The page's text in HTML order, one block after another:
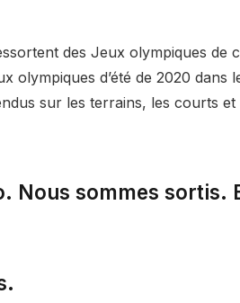
des Jeux olympiques de
olympiques d’été de 2020 dans
sur les terrains, les courts et
Nous sommes sortis.